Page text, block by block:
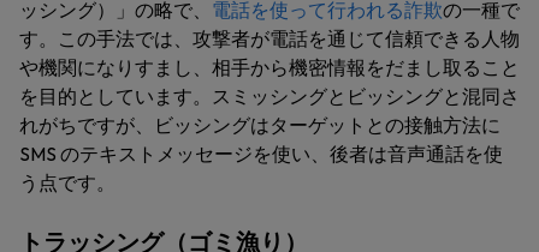
ッシング）」の略で、 電話を使って行われる詐欺の一種で
す。この手法では、攻撃者が電話を通じて信頼できる人物
や機関になりすまし、相手から機密情報をだまし取ること
を目的としています。スミッシングとビッシングと混同さ
れがちですが、ビッシングはターゲットとの接触方法に
SMS のテキストメッセージを使い、後者は音声通話を使
う点です。
トラッシング（ゴミ漁り）